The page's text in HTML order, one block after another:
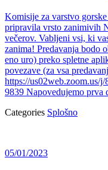
Komisije za varstvo
pripravila vrsto zanimivih
večerov. Vabljeni vsi, ki
zanima! Predavanja bodo
eno uro) preko spletne
povezave (za vsa
https://us02web.zoom.us/
9839 Napovedujemo prva
Categories Splošno
05/01/2023